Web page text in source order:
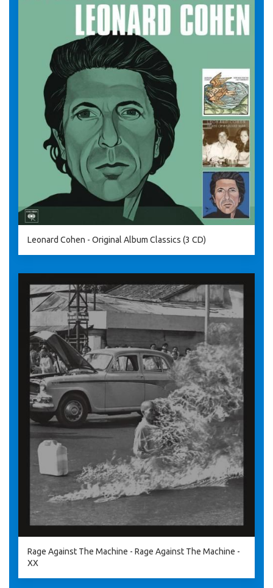
Leonard Cohen - Original Album Classics (3 CD)
Rage Against The Machine - Rage Against The Machine -
XX